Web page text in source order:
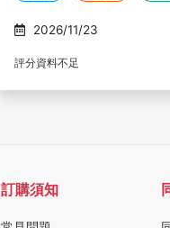
2026/11/30
評分資料不足
訂購須知